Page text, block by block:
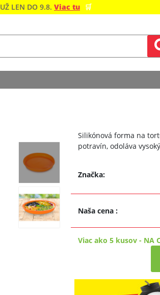
UŽ LEN DO 9.8. Viac tu 🛒
Silikónová forma na
potravín, odoláva
Značka:
Naša cena:
Viac ako 5 kusov - NA